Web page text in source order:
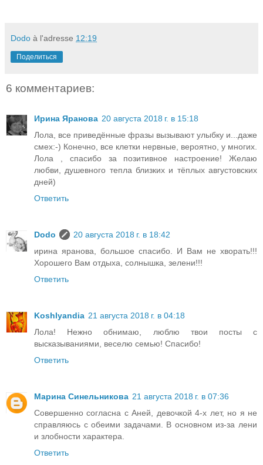
Dodo à l'adresse 12:19
Поделиться
6 комментариев:
Ирина Яранова 20 августа 2018 г. в 15:18
Лола, все приведённые фразы вызывают улыбку и...даже
смех:-) Конечно, все клетки нервные, вероятно, у многих.
Лола , спасибо за позитивное настроение! Желаю
любви, душевного тепла близких и тёплых августовских
дней)
Ответить
Dodo
20 августа 2018 г. в 18:42
ирина яранова, большое спасибо. И Вам не хворать!!!
Хорошего Вам отдыха, солнышка, зелени!!!
Ответить
Koshlyandia 21 августа 2018 г. в 04:18
Лола! Нежно обнимаю, люблю твои посты с
высказываниями, веселю семью! Спасибо!
Ответить
Марина Синельникова 21 августа 2018 г. в 07:36
Совершенно согласна с Аней, девочкой 4-х лет, но я не
справляюсь с обеими задачами. В основном из-за лени
и злобности характера.
Ответить